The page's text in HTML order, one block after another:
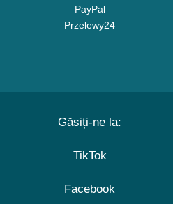
PayPal
Przelewy24
Găsiți-ne la:
TikTok
Facebook